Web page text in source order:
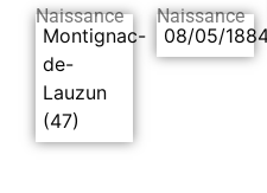
Naissance
Montignac-
de-
Lauzun
(47)
Naissance
08/05/